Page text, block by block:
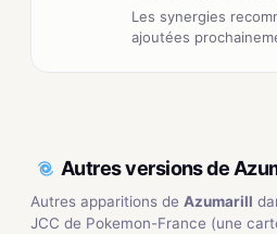
Les synergies
ajoutées
Autres versions de
Autres apparitions de Azumarill
JCC de Pokemon-France (une